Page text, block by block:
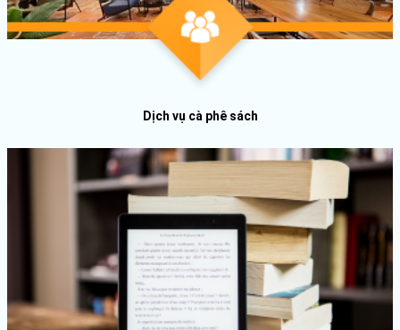
Dịch vụ cà phê sách